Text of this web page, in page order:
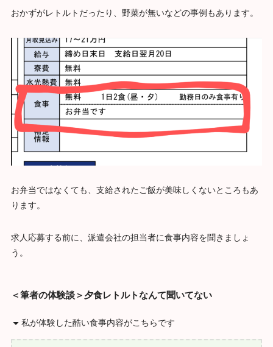
おかずがレトルトだったり、野菜が無いなどの事例もあります。
お弁当ではなくても、支給されたご飯が美味しくないところもあ
ります。
求人応募する前に、派遣会社の担当者に食事内容を聞きましょ
う。
＜筆者の体験談＞ 夕食レトルトなんて聞いてない
私が体験した酷い食事内容がこちらです